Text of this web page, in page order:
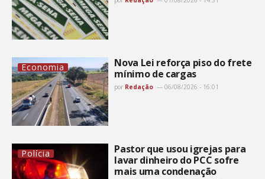
Economia
Nova Lei reforça piso do frete
mínimo de cargas
por Redação 06/08/2026 - 16:01
Polícia
Pastor que usou igrejas para
lavar dinheiro do PCC sofre
mais uma condenação